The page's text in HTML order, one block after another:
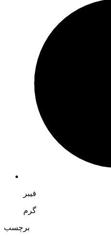
فیبر
گرم
برچسب